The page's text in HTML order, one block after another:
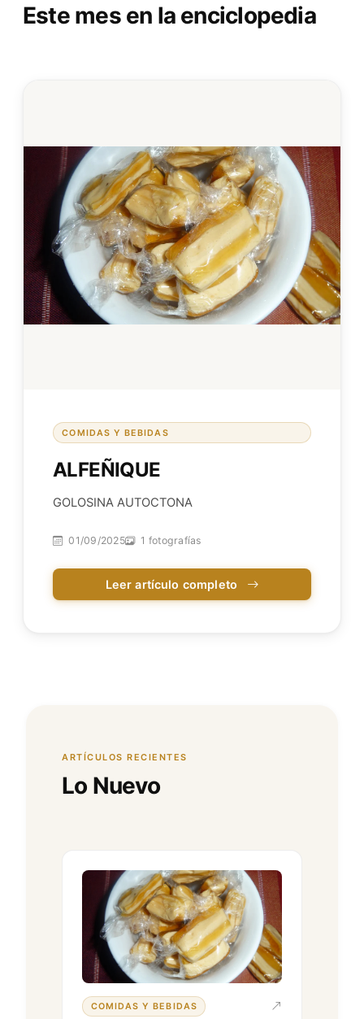
Este mes en la enciclopedia
COMIDAS Y BEBIDAS
ALFEÑIQUE
GOLOSINA AUTOCTONA
01/09/2025 1 fotografías
Leer artículo completo
ARTÍCULOS RECIENTES
Lo Nuevo
COMIDAS Y BEBIDAS